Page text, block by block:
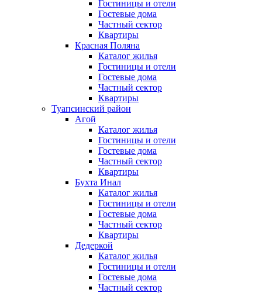
Гостиницы и отели
Гостевые дома
Частный сектор
Квартиры
Красная Поляна
Каталог жилья
Гостиницы и отели
Гостевые дома
Частный сектор
Квартиры
Туапсинский район
Агой
Каталог жилья
Гостиницы и отели
Гостевые дома
Частный сектор
Квартиры
Бухта Инал
Каталог жилья
Гостиницы и отели
Гостевые дома
Частный сектор
Квартиры
Дедеркой
Каталог жилья
Гостиницы и отели
Гостевые дома
Частный сектор